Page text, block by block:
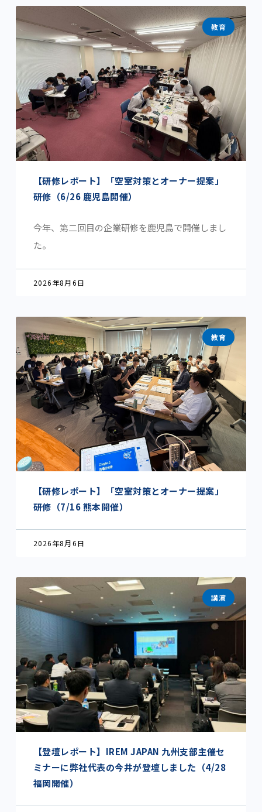
教育
【研修レポート】「空室対策とオーナー提案」
研修（6/26 鹿児島開催）
今年、第二回目の企業研修を鹿児島で開催しまし
た。
2026年8月6日
教育
【研修レポート】「空室対策とオーナー提案」
研修（7/16 熊本開催）
2026年8月6日
講演
【登壇レポート】IREM JAPAN 九州支部主催セ
ミナーに弊社代表の今井が登壇しました（4/28
福岡開催）